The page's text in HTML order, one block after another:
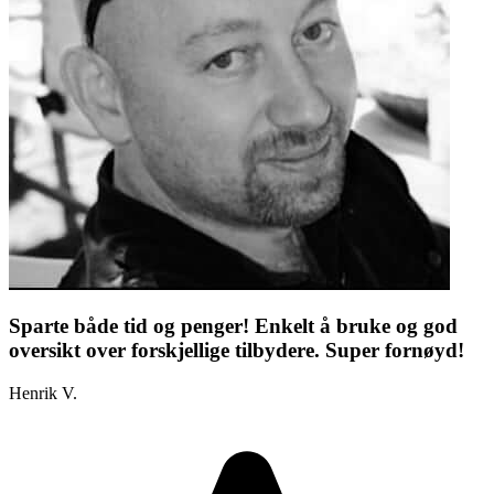
Sparte både tid og penger! Enkelt å bruke og god
oversikt over forskjellige tilbydere. Super fornøyd!
Henrik V.